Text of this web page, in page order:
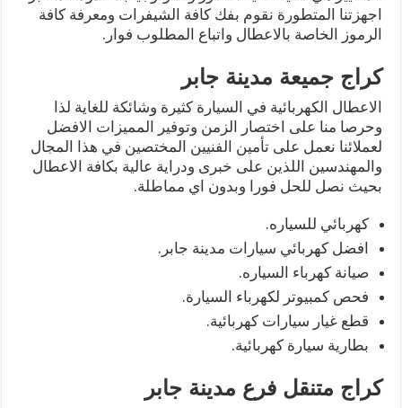
اجهزتنا المتطورة نقوم بفك كافة الشيفرات ومعرفة كافة
الرموز الخاصة بالاعطال واتباع المطلوب فوار.
كراج جميعة مدينة جابر
الاعطال الكهربائية في السيارة كثيرة وشائكة للغاية لذا
وحرصا منا على اختصار الزمن وتوفير المميزات الافضل
لعملائنا نعمل على تأمين الفنيين المختصين في هذا المجال
والمهندسين اللذين على خبرى ودراية عالية بكافة الاعطال
بحيث نصل للحل فورا وبدون اي مماطلة.
كهربائي للسياره.
افضل كهربائي سيارات مدينة جابر.
صيانة كهرباء السياره.
فحص كمبيوتر لكهرباء السيارة.
قطع غيار سيارات كهربائية.
بطارية سيارة كهربائية.
كراج متنقل فرع مدينة جابر